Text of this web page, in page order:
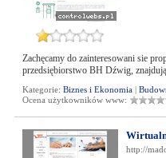
Zachęcamy do zainteresowani sie
przedsiębiorstwo BH Dźwig,
Kategorie: Biznes i Ekonomia|
Ocena użytkowników www:
http://